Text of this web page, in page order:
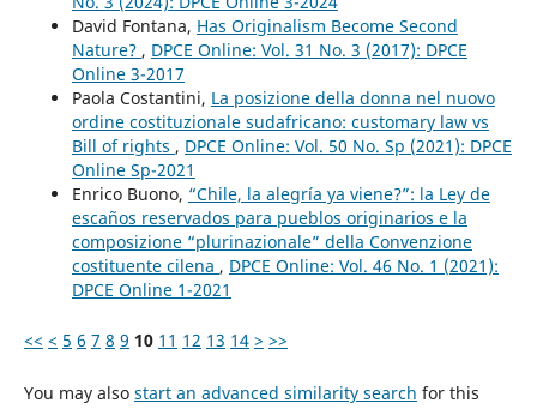
David Fontana, Has Originalism Become Second
Nature? , DPCE Online: Vol. 31 No. 3 (2017): DPCE
Online 3-2017
Paola Costantini, La posizione della donna nel nuovo
ordine costituzionale sudafricano: customary law vs
Bill of rights , DPCE Online: Vol. 50 No. Sp (2021): DPCE
Online Sp-2021
Enrico Buono, “Chile, la alegría ya viene?”: la Ley de
escaños reservados para pueblos originarios e la
composizione “plurinazionale” della Convenzione
costituente cilena , DPCE Online: Vol. 46 No. 1 (2021):
DPCE Online 1-2021
<< < 5 6 7 8 9 10 11 12 13 14 > >>
You may also start an advanced similarity search for this